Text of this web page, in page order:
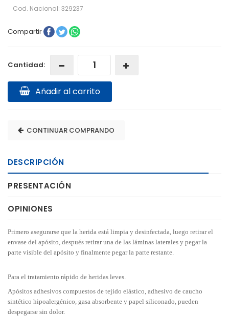
Cod. Nacional: 329237
Compartir
Cantidad:
Añadir al carrito
CONTINUAR COMPRANDO
DESCRIPCIÓN
PRESENTACIÓN
OPINIONES
Primero asegurarse que la herida está limpia y desinfectada, luego retirar el
envase del apósito, después retirar una de las láminas laterales y pegar la
parte visible del apósito y finalmente pegar la parte restante.
Para el tratamiento rápido de heridas leves.
Apósitos adhesivos compuestos de tejido elástico, adhesivo de caucho
sintético hipoalergénico, gasa absorbente y papel siliconado, pueden
despegarse sin dolor.